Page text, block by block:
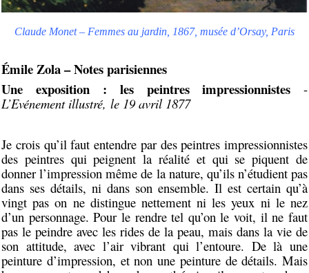
Claude Monet – Femmes au jardin, 1867, musée d’Orsay, Paris
Émile Zola – Notes parisiennes
Une exposition : les peintres impressionnistes -
L’Evénement illustré, le 19 avril 1877
Je crois qu’il faut entendre par des peintres impressionnistes
des peintres qui peignent la réalité et qui se piquent de
donner l’impression même de la nature, qu’ils n’étudient pas
dans ses détails, ni dans son ensemble. Il est certain qu’à
vingt pas on ne distingue nettement ni les yeux ni le nez
d’un personnage. Pour le rendre tel qu’on le voit, il ne faut
pas le peindre avec les rides de la peau, mais dans la vie de
son attitude, avec l’air vibrant qui l’entoure. De là une
peinture d’impression, et non une peinture de détails. Mais